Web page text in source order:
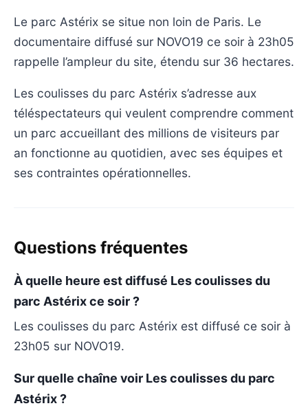
Le parc Astérix se situe non loin de Paris. Le
documentaire diffusé sur NOVO19 ce soir à 23h05
rappelle l’ampleur du site, étendu sur 36 hectares.
Les coulisses du parc Astérix s’adresse aux
téléspectateurs qui veulent comprendre comment
un parc accueillant des millions de visiteurs par
an fonctionne au quotidien, avec ses équipes et
ses contraintes opérationnelles.
Questions fréquentes
À quelle heure est diffusé Les coulisses du
parc Astérix ce soir ?
Les coulisses du parc Astérix est diffusé ce soir à
23h05 sur NOVO19.
Sur quelle chaîne voir Les coulisses du parc
Astérix ?